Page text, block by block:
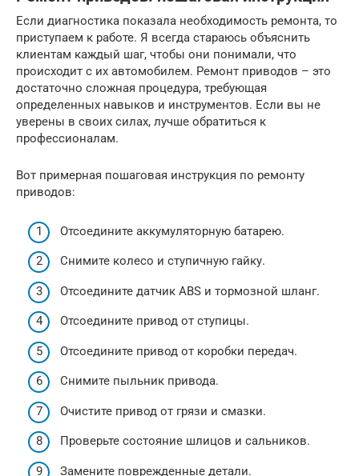
Если диагностика показала необходимость ремонта, то
приступаем к работе. Я всегда стараюсь объяснить
клиентам каждый шаг, чтобы они понимали, что
происходит с их автомобилем. Ремонт приводов – это
достаточно сложная процедура, требующая
определенных навыков и инструментов. Если вы не
уверены в своих силах, лучше обратиться к
профессионалам.
Вот примерная пошаговая инструкция по ремонту
приводов:
Отсоедините аккумуляторную батарею.
Снимите колесо и ступичную гайку.
Отсоедините датчик ABS и тормозной шланг.
Отсоедините привод от ступицы.
Отсоедините привод от коробки передач.
Снимите пыльник привода.
Очистите привод от грязи и смазки.
Проверьте состояние шлицов и сальников.
Замените поврежденные детали.